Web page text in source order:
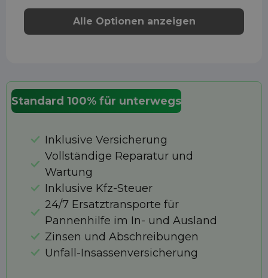
Alle Optionen anzeigen
Standard 100% für unterwegs
Inklusive Versicherung
Vollständige Reparatur und
Wartung
Inklusive Kfz-Steuer
24/7 Ersatztransporte für
Pannenhilfe im In- und Ausland
Zinsen und Abschreibungen
Unfall-Insassenversicherung